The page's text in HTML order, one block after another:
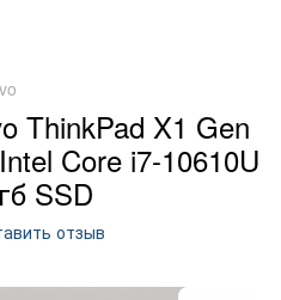
ThinkPad X1 Gen
Core i7-10610U
SSD
отзыв